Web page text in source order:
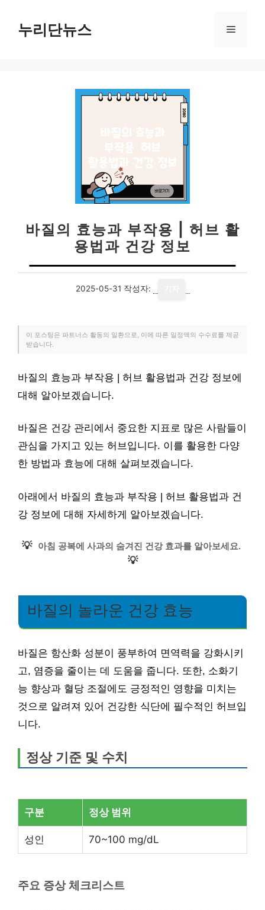
누리단뉴스 메
바질의 효능과 부작용 | 허브 활
용법과 건강 정보
2025-05-31 작성자:
이 포스팅은 파트너스 활동의 일환으로, 이에 따른 일정액의 수수료를 제공
받습니다.
바질의 효능과 부작용 | 허브 활용법과 건강 정보에
대해 알아보겠습니다.
바질은 건강 관리에서 중요한 지표로 많은 사람들이
관심을 가지고 있는 허브입니다. 이를 활용한 다양
한 방법과 효능에 대해 살펴보겠습니다.
아래에서 바질의 효능과 부작용 | 허브 활용법과 건
강 정보에 대해 자세하게 알아보겠습니다.
💡 아침 공복에 사과의 숨겨진 건강 효과를 알아보세요.
💡
바질의 놀라운 건강 효능
바질은 항산화 성분이 풍부하여 면역력을 강화시키
고, 염증을 줄이는 데 도움을 줍니다. 또한, 소화기
능 향상과 혈당 조절에도 긍정적인 영향을 미치는
것으로 알려져 있어 건강한 식단에 필수적인 허브입
니다.
정상 기준 및 수치
구분 정상 범위
성인 70~100 mg/dL
주요 증상 체크리스트